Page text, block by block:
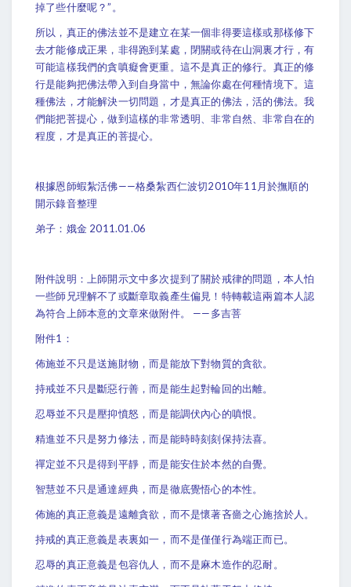
掉了些什麼呢？”。
所以，真正的佛法並不是建立在某一個非得要這樣或那樣修下
去才能修成正果，非得跑到某處，閉關或待在山洞裏才行，有
可能這樣我們的貪嗔癡會更重。這不是真正的修行。真正的修
行是能夠把佛法帶入到自身當中，無論你處在何種情境下。這
種佛法，才能解決一切問題，才是真正的佛法，活的佛法。我
們能把菩提心，做到這樣的非常透明、非常自然、非常自在的
程度，才是真正的菩提心。
根據恩師蝦紮活佛——格桑紮西仁波切2010年11月於撫順的
開示錄音整理
弟子：娥金 2011.01.06
附件說明：上師開示文中多次提到了關於戒律的問題，本人怕
一些師兄理解不了或斷章取義產生偏見！特轉載這兩篇本人認
為符合上師本意的文章來做附件。 ——多吉菩
附件1：
佈施並不只是送施財物，而是能放下對物質的貪欲。
持戒並不只是斷惡行善，而是能生起對輪回的出離。
忍辱並不只是壓抑憤怒，而是能調伏內心的嗔恨。
精進並不只是努力修法，而是能時時刻刻保持法喜。
禪定並不只是得到平靜，而是能安住於本然的自覺。
智慧並不只是通達經典，而是徹底覺悟心的本性。
佈施的真正意義是遠離貪欲，而不是懷著吝嗇之心施捨於人。
持戒的真正意義是表裏如一，而不是僅僅行為端正而已。
忍辱的真正意義是包容仇人，而不是麻木造作的忍耐。